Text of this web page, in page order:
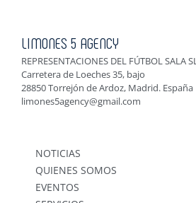
LIMONES 5 AGENCY
REPRESENTACIONES DEL FÚTBOL SALA SL
Carretera de Loeches 35, bajo
28850 Torrejón de Ardoz, Madrid. España
limones5agency@gmail.com
NOTICIAS
QUIENES SOMOS
EVENTOS